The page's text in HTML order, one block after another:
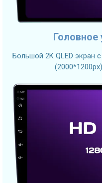
Головное
Большой 2K QLED экран